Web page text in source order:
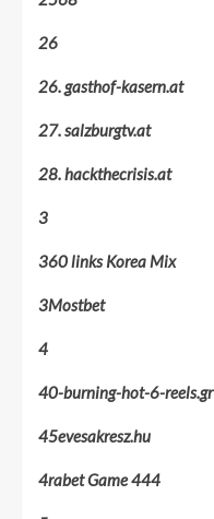
26
26. gasthof-kasern.at
27. salzburgtv.at
28. hackthecrisis.at
3
360 links Korea Mix
3Mostbet
4
40-burning-hot-6-reels.gr
45evesakresz.hu
4rabet Game 444